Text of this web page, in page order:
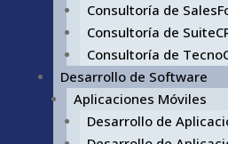
Consultoría de
Consultoría de
Consultoría de
Desarrollo de Software
Aplicaciones Móviles
Desarrollo de